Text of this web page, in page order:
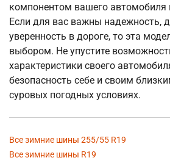
компонентом вашего автомобиля
Если для вас важны надежность,
уверенность в дороге, то эта
выбором. Не упустите
характеристики своего
безопасность себе и своим
суровых погодных условиях.
Все зимние шины 255/55 R19
Все зимние шины R19